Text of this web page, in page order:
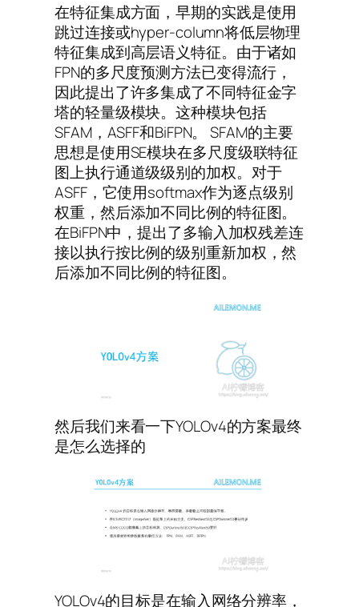
在特征集成方面，早期的实践是使用
跳过连接或hyper-column将低层物理
特征集成到高层语义特征。由于诸如
FPN的多尺度预测方法已变得流行，
因此提出了许多集成了不同特征金字
塔的轻量级模块。这种模块包括
SFAM，ASFF和BiFPN。 SFAM的主要
思想是使用SE模块在多尺度级联特征
图上执行通道级级别的加权。对于
ASFF，它使用softmax作为逐点级别
权重，然后添加不同比例的特征图。
在BiFPN中，提出了多输入加权残差连
接以执行按比例的级别重新加权，然
后添加不同比例的特征图。
然后我们来看一下YOLOv4的方案最终
是怎么选择的
YOLOv4的目标是在输入网络分辨率，